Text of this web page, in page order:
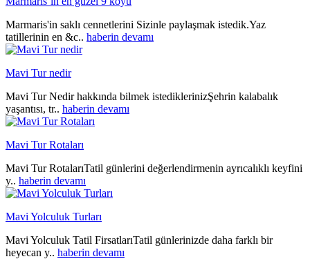
Marmaris'in saklı cennetlerini Sizinle paylaşmak istedik.Yaz
tatillerinin en &c.. haberin devamı
Mavi Tur nedir
Mavi Tur Nedir hakkında bilmek istediklerinizŞehrin kalabalık
yaşantısı, tr.. haberin devamı
Mavi Tur Rotaları
Mavi Tur RotalarıTatil günlerini değerlendirmenin ayrıcalıklı keyfini
y.. haberin devamı
Mavi Yolculuk Turları
Mavi Yolculuk Tatil FirsatlarıTatil günlerinizde daha farklı bir
heyecan y.. haberin devamı